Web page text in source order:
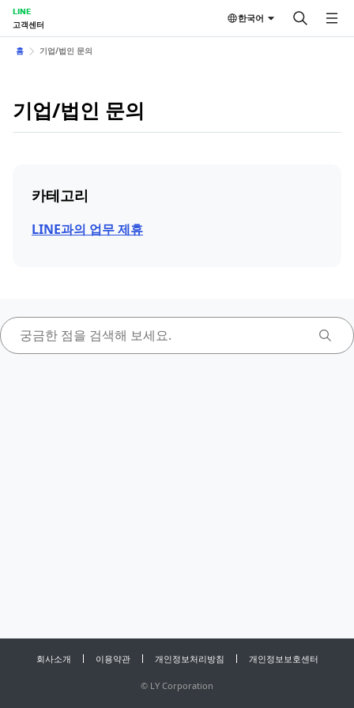
LINE
고객센터
한국어
홈 기업/법인 문의
기업/법인 문의
카테고리
LINE과의 업무 제휴
회사소개 이용약관 개인정보처리방침 개인정보보호센터
© LY Corporation